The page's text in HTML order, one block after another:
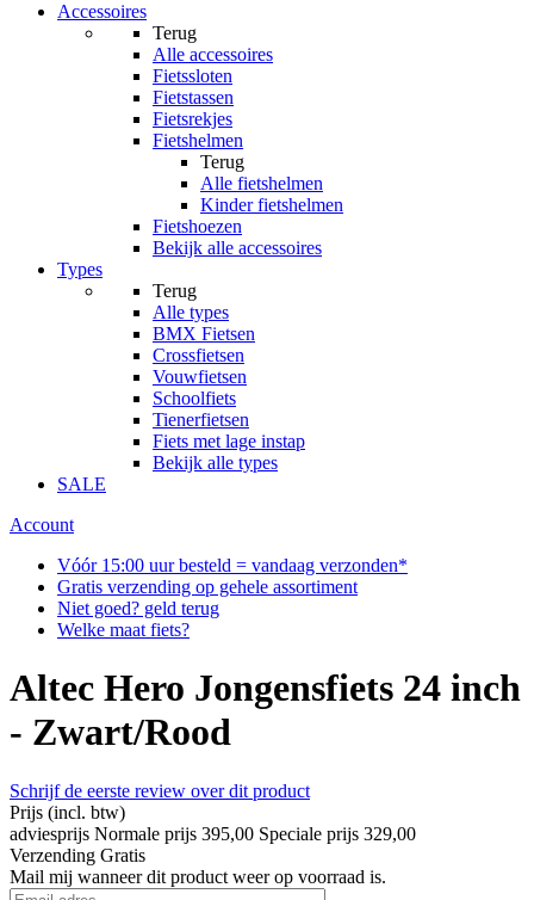
Accessoires
Terug
Alle accessoires
Fietssloten
Fietstassen
Fietsrekjes
Fietshelmen
Terug
Alle fietshelmen
Kinder fietshelmen
Fietshoezen
Bekijk alle accessoires
Types
Terug
Alle types
BMX Fietsen
Crossfietsen
Vouwfietsen
Schoolfiets
Tienerfietsen
Fiets met lage instap
Bekijk alle types
SALE
Account
Vóór 15:00 uur besteld = vandaag verzonden*
Gratis verzending op gehele assortiment
Niet goed? geld terug
Welke maat fiets?
Altec Hero Jongensfiets 24 inch
- Zwart/Rood
Schrijf de eerste review over dit product
Prijs (incl. btw)
adviesprijs Normale prijs 395,00 Speciale prijs 329,00
Verzending Gratis
Mail mij wanneer dit product weer op voorraad is.